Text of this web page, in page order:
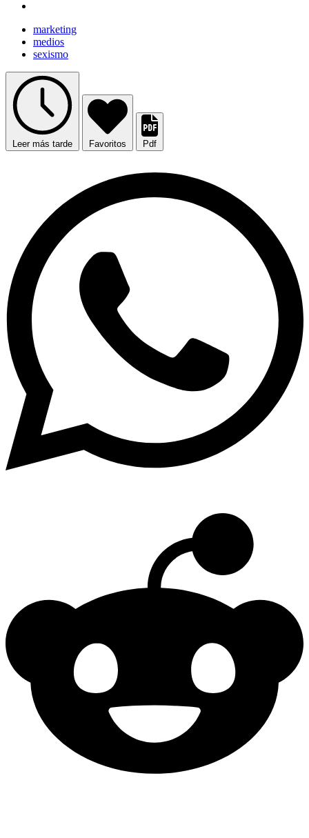
marketing
medios
sexismo
Leer más tarde Favoritos Pdf